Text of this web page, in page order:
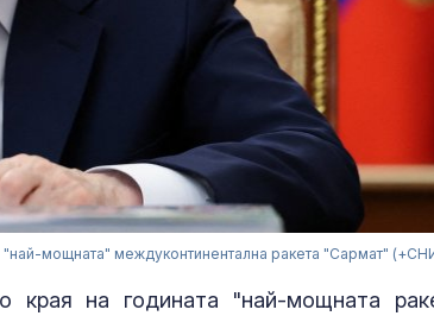
"най-мощната" междуконтинентална ракета "Сармат"
края на годината "най-мощната